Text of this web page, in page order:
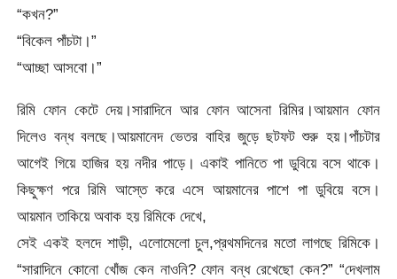
“কখন?”
“বিকেল পাঁচটা।”
“আচ্ছা আসবো।”
রিমি ফোন কেটে দেয়।সারাদিনে আর ফোন আসেনা রিমির।আয়মান ফোন
দিলেও বন্ধ বলছে।আয়মানেদ ভেতর বাহির জুড়ে ছটফট শুরু হয়।পাঁচটার
আগেই গিয়ে হাজির হয় নদীর পাড়ে। একাই পানিতে পা ডুবিয়ে বসে থাকে।
কিছুক্ষণ পরে রিমি আস্তে করে এসে আয়মানের পাশে পা ডুবিয়ে বসে।
আয়মান তাকিয়ে অবাক হয় রিমিকে দেখে,
সেই একই হলদে শাড়ী, এলোমেলো চুল,প্রথমদিনের মতো লাগছে রিমিকে।
“সারাদিনে কোনো খোঁজ কেন নাওনি? ফোন বন্ধ রেখেছো কেন?” “দেখলাম